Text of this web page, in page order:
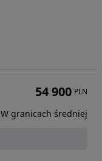
54 900 PLN
W granicach średniej